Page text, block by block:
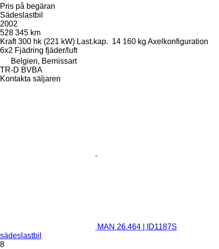
Pris på begäran
Sädeslastbil
2002
528 345 km
Kraft 300 hk (221 kW) Last.kap. 14 160 kg Axelkonfiguration
6x2 Fjädring fjäder/luft
Belgien, Bernissart
TR-D BVBA
Kontakta säljaren
MAN 26.464 | ID1187S
sädeslastbil
8